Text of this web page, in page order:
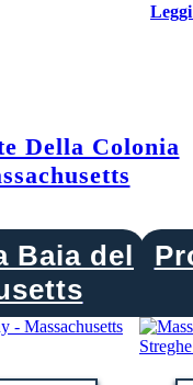
Della Colonia
Baia del